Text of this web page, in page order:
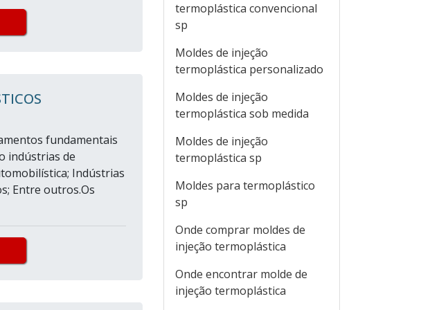
fundamentais
indústrias de
Indústrias
Entre outros.Os
termoplástica convencional
sp
Moldes de injeção
termoplástica personalizado
Moldes de injeção
termoplástica sob medida
Moldes de injeção
termoplástica sp
Moldes para termoplástico
sp
Onde comprar moldes de
injeção termoplástica
Onde encontrar molde de
injeção termoplástica